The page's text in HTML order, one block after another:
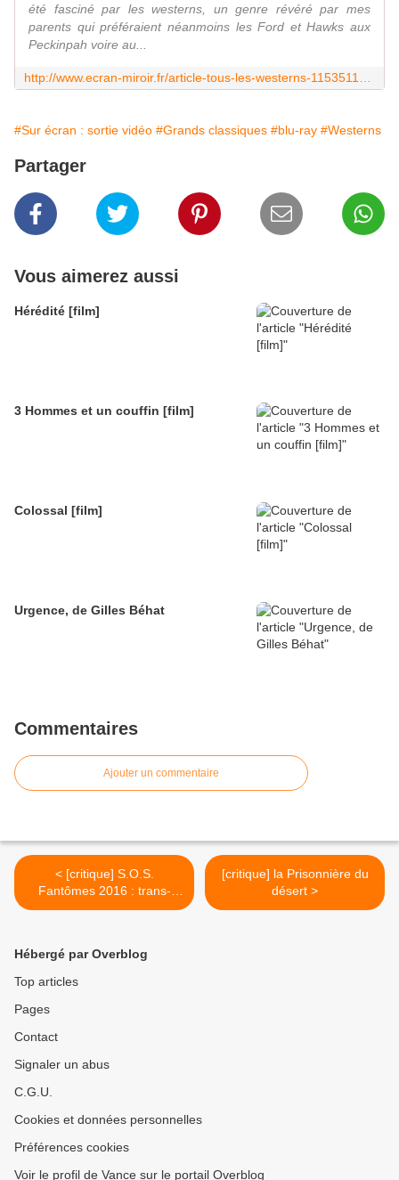
été fasciné par les westerns, un genre révéré par mes
parents qui préféraient néanmoins les Ford et Hawks aux
Peckinpah voire au...
#Sur écran : sortie vidéo #Grands classiques #blu-ray #Westerns
Partager
Vous aimerez aussi
Hérédité [film]
3 Hommes et un couffin [film]
Colossal [film]
Urgence, de Gilles Béhat
Commentaires
Ajouter un commentaire
< [critique] S.O.S.
Fantômes 2016 : trans-
genre
[critique] la Prisonnière du
désert >
Hébergé par Overblog
Top articles
Pages
Contact
Signaler un abus
C.G.U.
Cookies et données personnelles
Préférences cookies
Voir le profil de Vance sur le portail Overblog